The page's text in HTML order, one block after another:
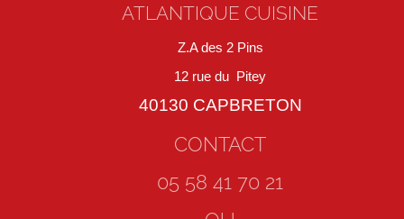
ATLANTIQUE CUISINE
Z.A des 2 Pins
12 rue du Pitey
40130 CAPBRETON
CONTACT
05 58 41 70 21